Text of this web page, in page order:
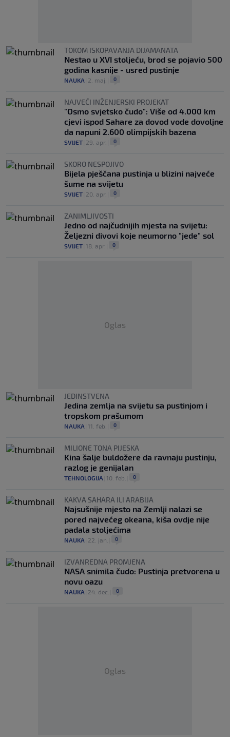
TOKOM ISKOPAVANJA DIJAMANATA
Nestao u XVI stoljeću, brod se pojavio 500
godina kasnije - usred pustinje
NAUKA 2. maj. 0
NAJVEĆI INŽENJERSKI PROJEKAT
"Osmo svjetsko čudo": Više od 4.000 km
cjevi ispod Sahare za dovod vode dovoljne
da napuni 2.600 olimpijskih bazena
SVIJET 29. apr. 0
SKORO NESPOJIVO
Bijela pješčana pustinja u blizini najveće
šume na svijetu
SVIJET 20. apr. 0
ZANIMLJIVOSTI
Jedno od najčudnijih mjesta na svijetu:
Željezni divovi koje neumorno "jede" sol
SVIJET 18. apr. 0
Oglas
JEDINSTVENA
Jedina zemlja na svijetu sa pustinjom i
tropskom prašumom
NAUKA 11. feb. 0
MILIONE TONA PIJESKA
Kina šalje buldožere da ravnaju pustinju,
razlog je genijalan
TEHNOLOGIJA 10. feb. 0
KAKVA SAHARA ILI ARABIJA
Najsušnije mjesto na Zemlji nalazi se
pored najvećeg okeana, kiša ovdje nije
padala stoljećima
NAUKA 22. jan. 0
IZVANREDNA PROMJENA
NASA snimila čudo: Pustinja pretvorena u
novu oazu
NAUKA 24. dec. 0
Oglas